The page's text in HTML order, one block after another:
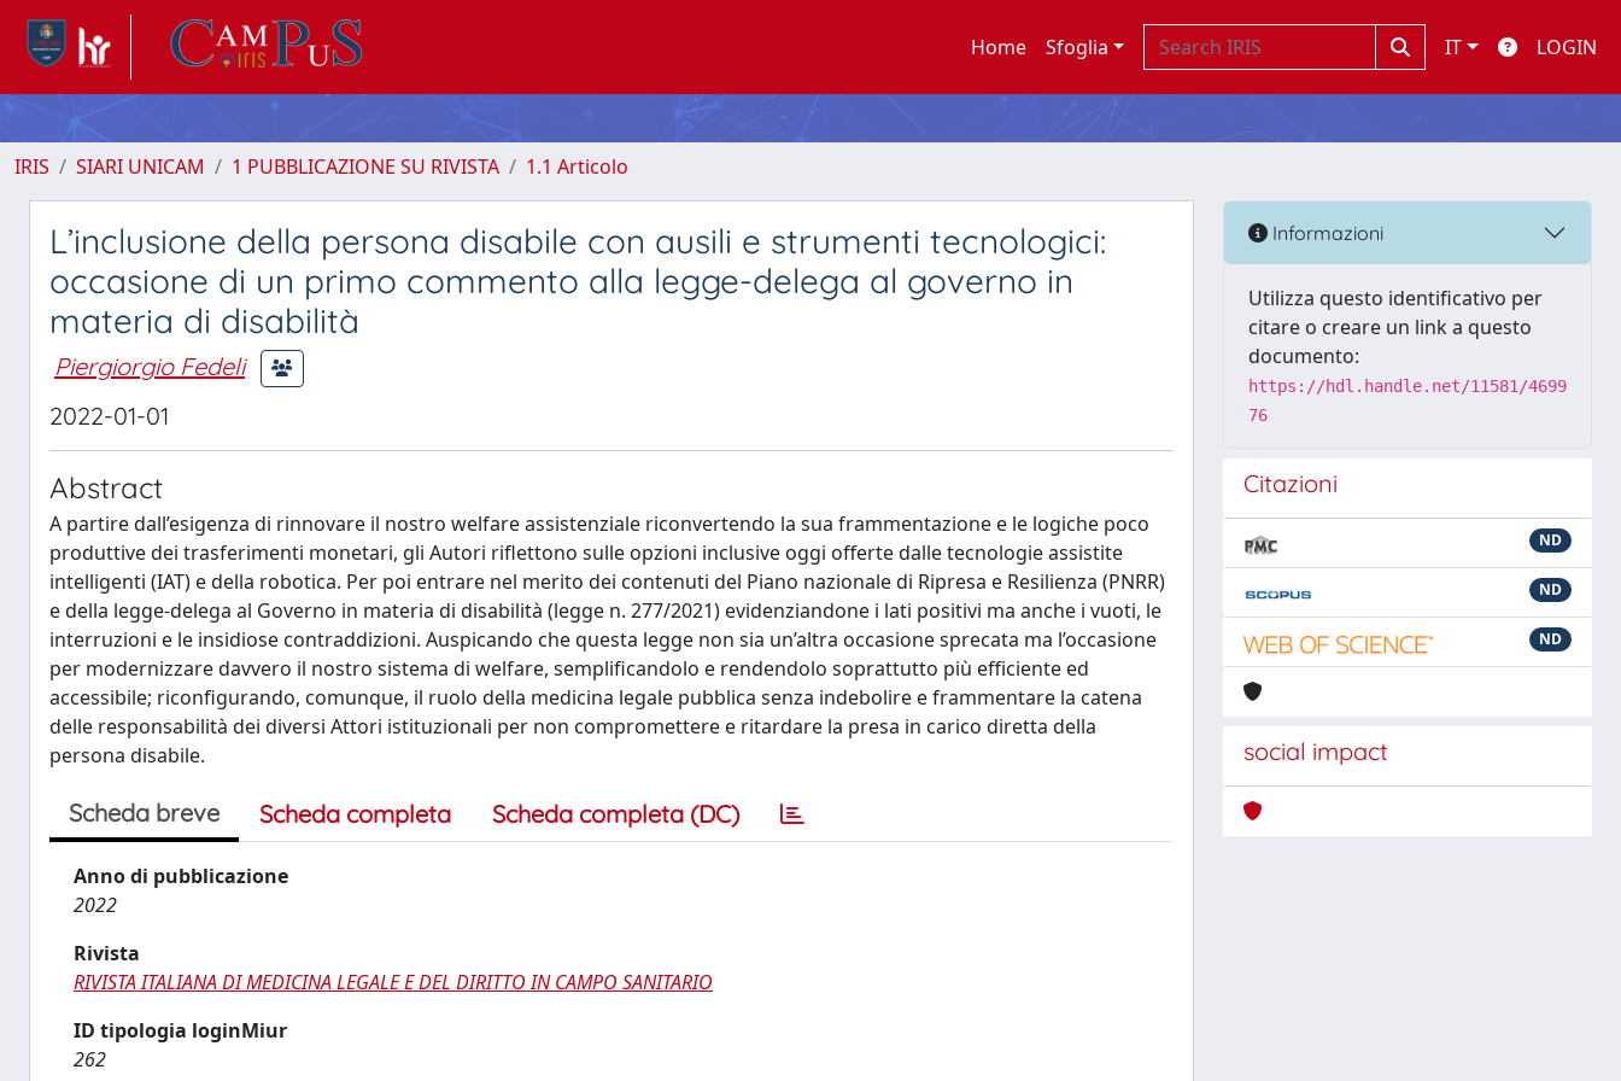
Home Sfoglia IT LOGIN
IRIS SIARI UNICAM 1 PUBBLICAZIONE SU RIVISTA 1.1 Articolo
L’inclusione della persona disabile con ausili e strumenti tecnologici:
occasione di un primo commento alla legge-delega al governo in
materia di disabilità
Piergiorgio Fedeli
2022-01-01
Abstract
A partire dall’esigenza di rinnovare il nostro welfare assistenziale riconvertendo la sua frammentazione e le logiche poco
produttive dei trasferimenti monetari, gli Autori riflettono sulle opzioni inclusive oggi offerte dalle tecnologie assistite
intelligenti (IAT) e della robotica. Per poi entrare nel merito dei contenuti del Piano nazionale di Ripresa e Resilienza (PNRR)
e della legge-delega al Governo in materia di disabilità (legge n. 277/2021) evidenziandone i lati positivi ma anche i vuoti, le
interruzioni e le insidiose contraddizioni. Auspicando che questa legge non sia un’altra occasione sprecata ma l’occasione
per modernizzare davvero il nostro sistema di welfare, semplificandolo e rendendolo soprattutto più efficiente ed
accessibile; riconfigurando, comunque, il ruolo della medicina legale pubblica senza indebolire e frammentare la catena
delle responsabilità dei diversi Attori istituzionali per non compromettere e ritardare la presa in carico diretta della
persona disabile.
Scheda breve Scheda completa Scheda completa (DC)
Anno di pubblicazione
2022
Rivista
RIVISTA ITALIANA DI MEDICINA LEGALE E DEL DIRITTO IN CAMPO SANITARIO
ID tipologia loginMiur
262
Informazioni
Utilizza questo identificativo per
citare o creare un link a questo
documento:
https://hdl.handle.net/11581/4699
76
Citazioni
ND
ND
ND
social impact